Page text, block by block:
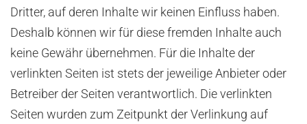
Dritter, auf deren Inhalte wir keinen Einfluss haben.
Deshalb können wir für diese fremden Inhalte auch
keine Gewähr übernehmen. Für die Inhalte der
verlinkten Seiten ist stets der jeweilige Anbieter oder
Betreiber der Seiten verantwortlich. Die verlinkten
Seiten wurden zum Zeitpunkt der Verlinkung auf